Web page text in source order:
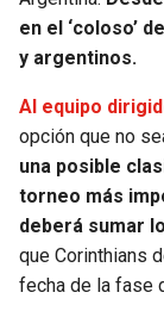
VIKINGS
FALCONS
PANTHERS
SAINTS
THUNDER
TRAIL
JAZZ
en el ‘coloso’
y argentinos.
Al equipo
opción que no
una posible
torneo más
deberá sumar
que Corinthians
fecha de la fase